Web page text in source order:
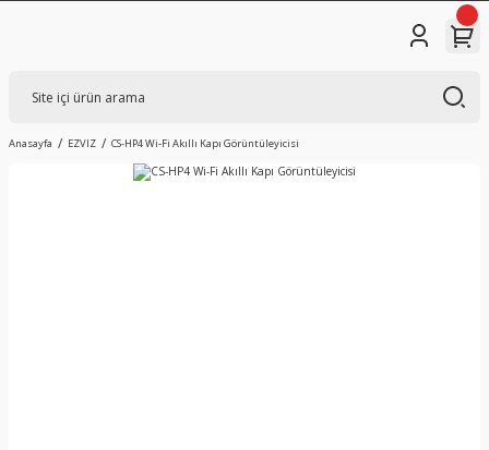
Anasayfa EZVIZ CS-HP4 Wi-Fi Akıllı Kapı Görüntüleyicisi